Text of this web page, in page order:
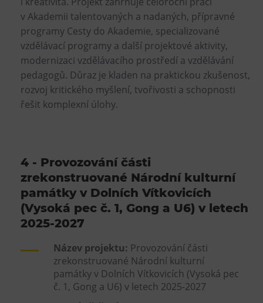
v Akademii talentovaných a nadaných, přípravné
programy Cesty do Akademie, specializované
vzdělávací programy a další projektové aktivity,
modernizaci vzdělávacího prostředí a vzdělávání
pedagogů. Důraz je kladen na praktickou zkušenost,
rozvoj kritického myšlení, tvořivosti a schopnosti
řešit komplexní úlohy.
4 - Provozování části
zrekonstruované Národní kulturní
památky v Dolních Vítkovicích
(Vysoká pec č. 1, Gong a U6) v letech
2025-2027
Název projektu: Provozování části
zrekonstruované Národní kulturní
památky v Dolních Vítkovicích (Vysoká pec
č. 1, Gong a U6) v letech 2025-2027